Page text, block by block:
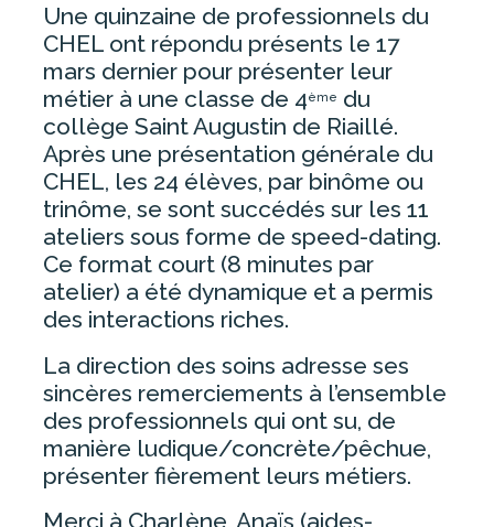
CONSULTATIONS – PRENDRE UN
RENDEZ-VOUS
FORMALITÉS ADMINISTRATIVES
HOSPITALISATION
PERMANENCE D’ACCÈS AUX SOINS
DE SANTÉ (PASS)
UNITÉ TERRITORIALE DÉPISTAGE
ET VACCINATION DU PAYS
D’ANCENIS
PHARMACIE
ACCÈS AU DOSSIER MÉDICAL
QUESTIONNAIRES DE
SATISFACTION
Une quinzaine de professionnels du
CHEL ont répondu présents le 17
mars dernier pour présenter leur
métier à une classe de 4ème du
collège Saint Augustin de Riaillé.
Après une présentation générale du
CHEL, les 24 élèves, par binôme ou
trinôme, se sont succédés sur les 11
ateliers sous forme de speed-dating.
Ce format court (8 minutes par
atelier) a été dynamique et a permis
des interactions riches.
La direction des soins adresse ses
sincères remerciements à l’ensemble
des professionnels qui ont su, de
manière ludique/concrète/pêchue,
présenter fièrement leurs métiers.
Merci à Charlène, Anaïs (aides-